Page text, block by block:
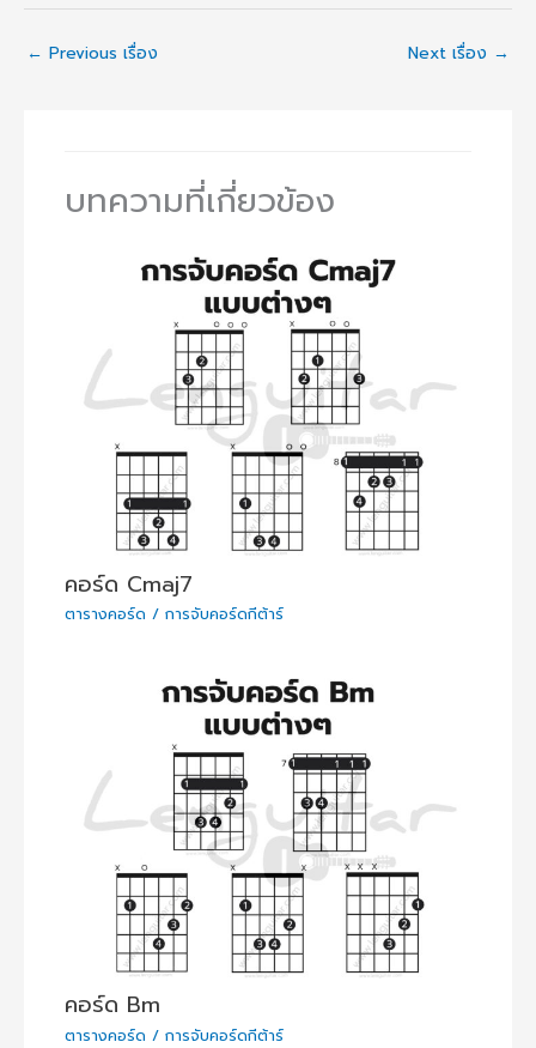
← Previous เรื่อง Next เรื่อง →
บทความที่เกี่ยวข้อง
คอร์ด Cmaj7
ตารางคอร์ด / การจับคอร์ดกีต้าร์
คอร์ด Bm
ตารางคอร์ด / การจับคอร์ดกีต้าร์